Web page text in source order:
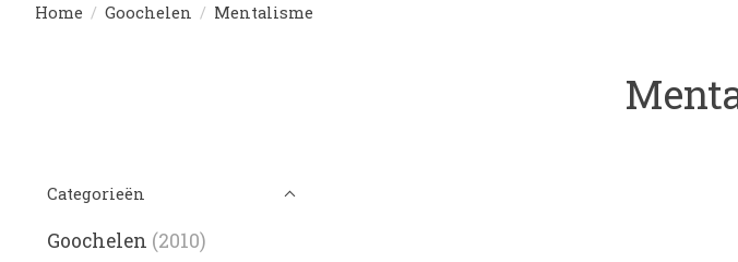
Home / Goochelen / Mentalisme
Categorieën
Goochelen (2010)